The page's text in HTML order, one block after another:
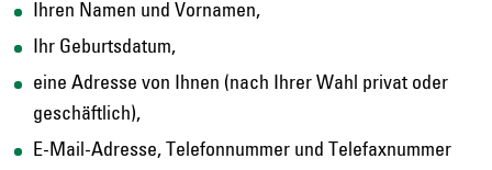
Ihren Namen und Vornamen,
Ihr Geburtsdatum,
eine Adresse von Ihnen (nach Ihrer Wahl privat oder
geschäftlich),
E-Mail-Adresse, Telefonnummer und Telefaxnummer